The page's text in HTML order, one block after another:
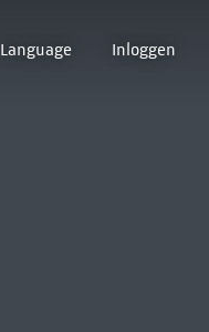
Language Inloggen